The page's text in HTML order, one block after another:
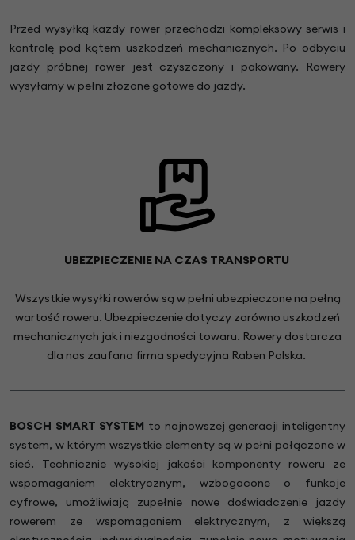
Przed wysyłką każdy rower przechodzi kompleksowy serwis i
kontrolę pod kątem uszkodzeń mechanicznych. Po odbyciu
jazdy próbnej rower jest czyszczony i pakowany. Rowery
wysyłamy w pełni złożone gotowe do jazdy.
UBEZPIECZENIE NA CZAS TRANSPORTU
Wszystkie wysyłki rowerów są w pełni ubezpieczone na pełną
wartość roweru. Ubezpieczenie dotyczy zarówno uszkodzeń
mechanicznych jak i niezgodności towaru. Rowery dostarcza
dla nas zaufana firma spedycyjna Raben Polska.
BOSCH SMART SYSTEM to najnowszej generacji inteligentny
system, w którym wszystkie elementy są w pełni połączone w
sieć. Technicznie wysokiej jakości komponenty roweru ze
wspomaganiem elektrycznym, wzbogacone o funkcje
cyfrowe, umożliwiają zupełnie nowe doświadczenie jazdy
rowerem ze wspomaganiem elektrycznym, z większą